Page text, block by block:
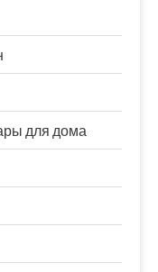
для дома